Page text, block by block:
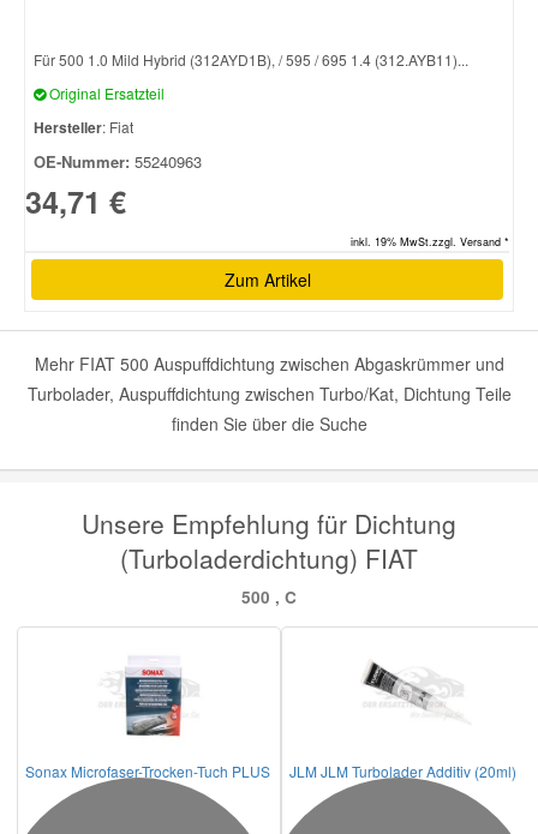
Für 500 1.0 Mild Hybrid (312AYD1B), / 595 / 695 1.4 (312.AYB11)...
Original Ersatzteil
Hersteller: Fiat
OE-Nummer: 55240963
34,71 €
inkl. 19% MwSt.zzgl. Versand *
Zum Artikel
Mehr FIAT 500 Auspuffdichtung zwischen Abgaskrümmer und
Turbolader, Auspuffdichtung zwischen Turbo/Kat, Dichtung Teile
finden Sie über die Suche
Unsere Empfehlung für Dichtung
(Turboladerdichtung) FIAT
500 , C
Sonax Microfaser-Trocken-Tuch PLUS JLM JLM Turbolader Additiv (20ml)